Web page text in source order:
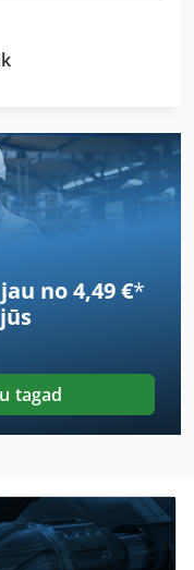
no 4,49 €*
tagad